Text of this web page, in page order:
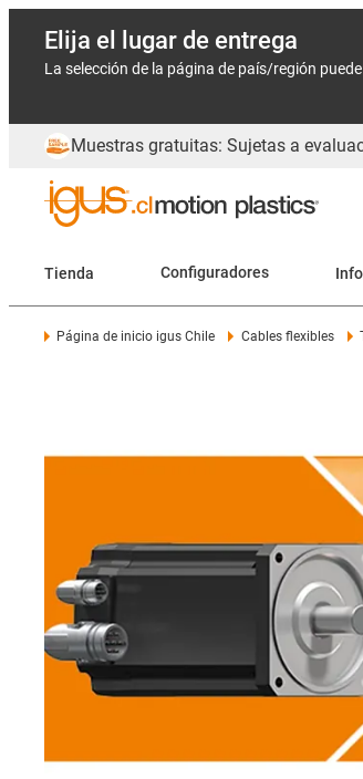
Elija el lugar de entrega
La selección de la página de país/región
Muestras gratuitas: Sujetas a
Tienda Configuradores
Página de inicio igus Chile Cables flexibles